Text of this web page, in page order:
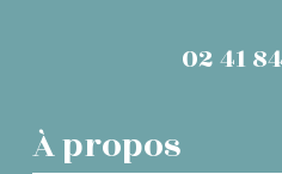
02 41
À propos